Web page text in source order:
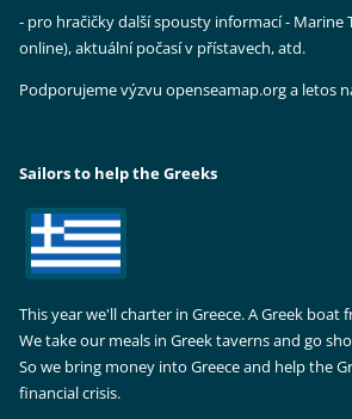
- pro hračičky další spousty informací - Marine
online), aktuální počasí v přístavech, atd.
Podporujeme výzvu openseamap.org a letos
Sailors to help the Greeks
This year we'll charter in Greece. A Greek boat
We take our meals in Greek taverns and go
So we bring money into Greece and help the
financial crisis.